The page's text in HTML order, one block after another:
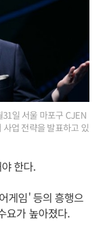
일 서울 마포구 CJEN
사업 전략을 발표하고 있
한다.
게임' 등의 흥행으
요가 높아졌다.